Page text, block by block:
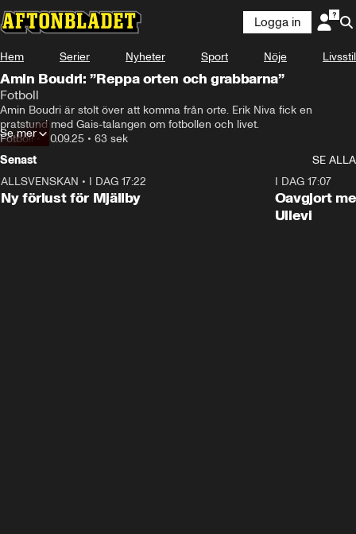
Logga in
Hem Serier Nyheter Sport Nöje Livsstil
Amin Boudri: ”Reppa orten och grabbarna”
Fotboll
Amin Boudri är stolt över att komma från orte. Erik Niva fick en
pratstund med Gais-talangen om fotbollen och livet.
Fotboll•20.09.25 • 63 sek
Se mer
Senast
SE ALLA
ALLSVENSKAN • I DAG 17:22
Ny förlust för Mjällby
I DAG 17:07
Oavgjort
Ullevi